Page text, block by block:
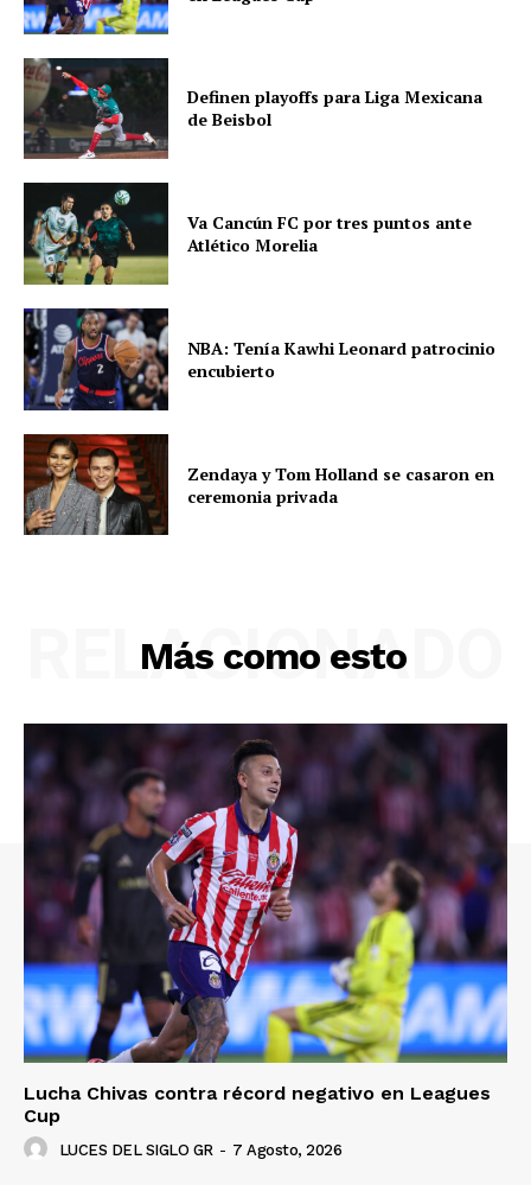
Definen playoffs para Liga Mexicana
de Beisbol
Va Cancún FC por tres puntos ante
Atlético Morelia
NBA: Tenía Kawhi Leonard patrocinio
encubierto
Zendaya y Tom Holland se casaron en
ceremonia privada
Más como esto
RELACIONADO
Lucha Chivas contra récord negativo en Leagues
Cup
LUCES DEL SIGLO GR - 7 Agosto, 2026